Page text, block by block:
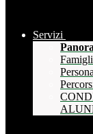
Servizi